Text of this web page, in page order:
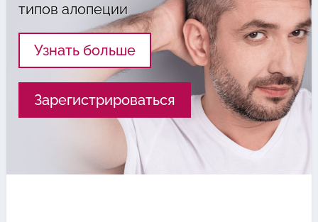
типов алопеции
Узнать больше
Зарегистрироваться